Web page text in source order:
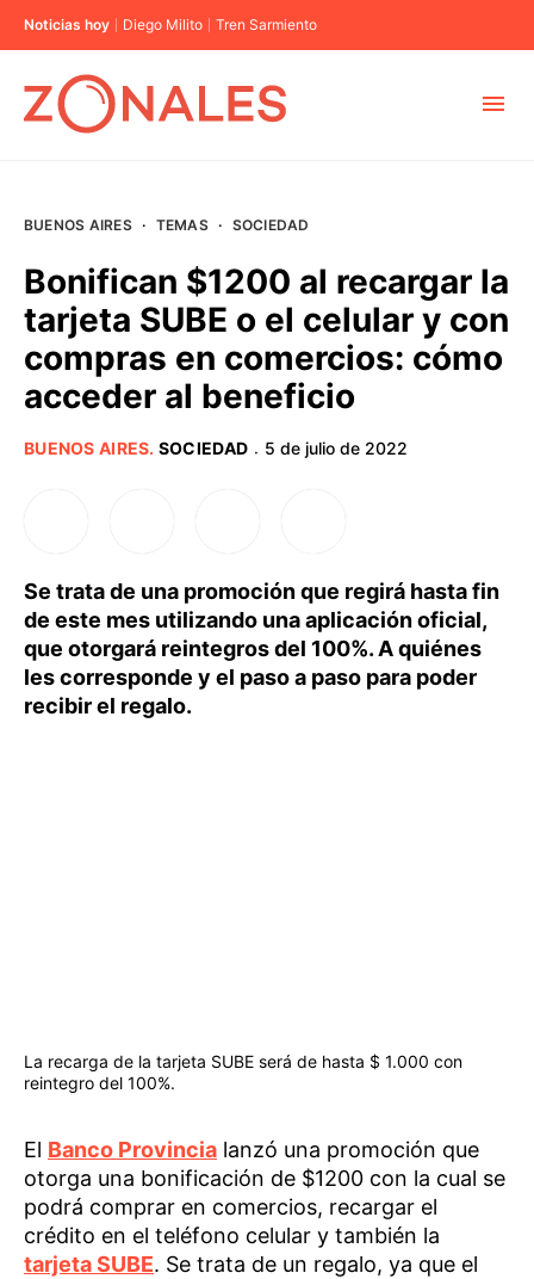
Noticias hoy Diego Milito Tren Sarmiento
BUENOS AIRES
PROVINCIAS
BUENOS AIRES · TEMAS · SOCIEDAD
Bonifican $1200 al recargar la
tarjeta SUBE o el celular y con
compras en comercios: cómo
acceder al beneficio
BUENOS AIRES. SOCIEDAD · 5 de julio de 2022
Se trata de una promoción que regirá hasta fin
de este mes utilizando una aplicación oficial,
que otorgará reintegros del 100%. A quiénes
les corresponde y el paso a paso para poder
recibir el regalo.
La recarga de la tarjeta SUBE será de hasta $ 1.000 con
reintegro del 100%.
El Banco Provincia lanzó una promoción que
otorga una bonificación de $1200 con la cual se
podrá comprar en comercios, recargar el
crédito en el teléfono celular y también la
tarjeta SUBE. Se trata de un regalo, ya que el